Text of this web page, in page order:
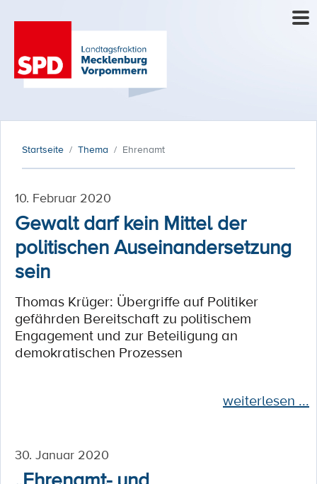
Startseite Thema Ehrenamt
10. Februar 2020
Gewalt darf kein Mittel der
politischen Auseinandersetzung
sein
Thomas Krüger: Übergriffe auf Politiker
gefährden Bereitschaft zu politischem
Engagement und zur Beteiligung an
demokratischen Prozessen
weiterlesen ...
30. Januar 2020